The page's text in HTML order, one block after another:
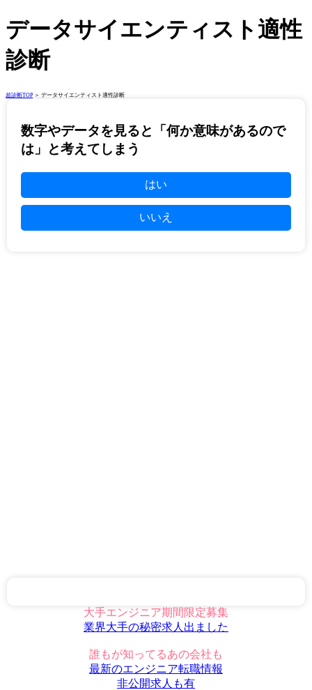
データサイエンティスト適性
診断
超診断TOP ＞ データサイエンティスト適性診断
数字やデータを見ると「何か意味があるので
は」と考えてしまう
はい
いいえ
大手エンジニア期間限定募集
業界大手の秘密求人出ました
誰もが知ってるあの会社も
最新のエンジニア転職情報
非公開求人も有